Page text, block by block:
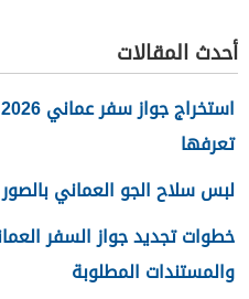
أحدث المقالات
تعرفها
لبس سلاح الجو العماني بالصور 2026
والمستندات المطلوبة